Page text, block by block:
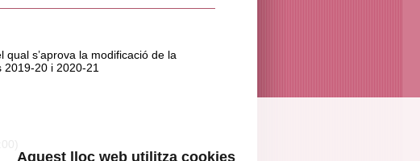
s’aprova la modificació de la
20 i 2020-21
Aquest lloc web utilitza cookies